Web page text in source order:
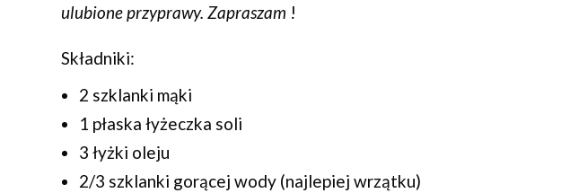
ulubione przyprawy. Zapraszam !
Składniki:
2 szklanki mąki
1 płaska łyżeczka soli
3 łyżki oleju
2/3 szklanki gorącej wody (najlepiej wrzątku)